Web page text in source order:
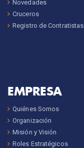
Novedades
Cruceros
Registro de Contratistas
EMPRESA
Quiénes Somos
Organización
Misión y Visión
Roles Estratégicos